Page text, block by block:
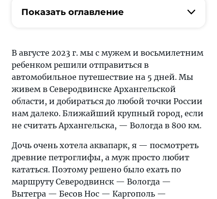
2023
мужем
и
ребенком
ехать
маршруту
Северодвинск
—
Вологда
—
Показать оглавление
В августе 2023 г. мы с мужем и восьмилетним
ребенком решили отправиться в
автомобильное путешествие на 5 дней. Мы
живем в Северодвинске Архангельской
области, и добираться до любой точки России
нам далеко. Ближайший крупный город, если
не считать Архангельска, — Вологда в 800 км.
Дочь очень хотела аквапарк, я — посмотреть
древние петроглифы, а муж просто любит
кататься. Поэтому решено было ехать по
маршруту Северодвинск — Вологда —
Вытегра — Бесов Нос — Каргополь —